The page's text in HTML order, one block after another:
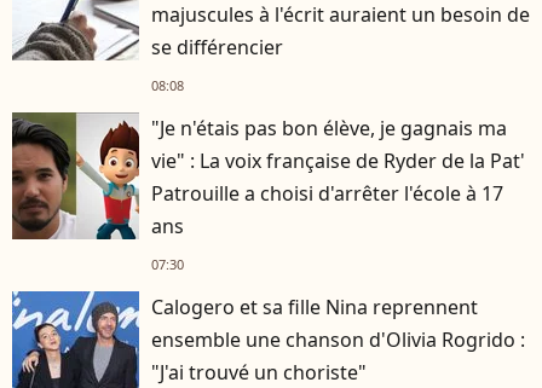
majuscules à l'écrit auraient un besoin de
se différencier
08:08
"Je n'étais pas bon élève, je gagnais ma
vie" : La voix française de Ryder de la Pat'
Patrouille a choisi d'arrêter l'école à 17
ans
07:30
Calogero et sa fille Nina reprennent
ensemble une chanson d'Olivia Rogrido :
"J'ai trouvé un choriste"